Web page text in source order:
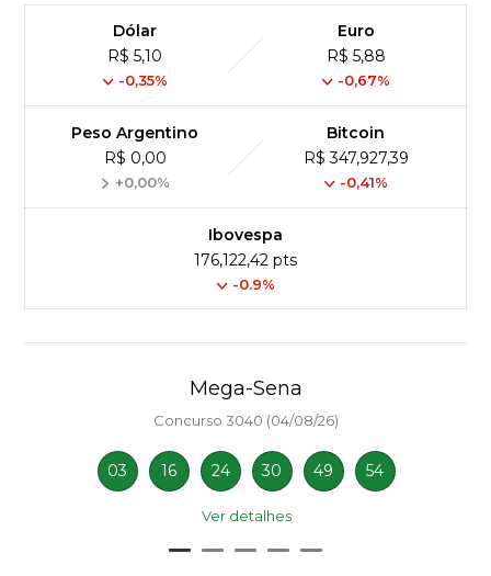
Dólar
R$ 5,10
-0,35%
Euro
R$ 5,88
-0,67%
Peso Argentino
R$ 0,00
+0,00%
Bitcoin
R$ 347,927,39
-0,41%
Ibovespa
176,122,42 pts
-0.9%
Mega-Sena
Concurso 3040 (04/08/26)
03 16 24 30 49 54
Ver detalhes